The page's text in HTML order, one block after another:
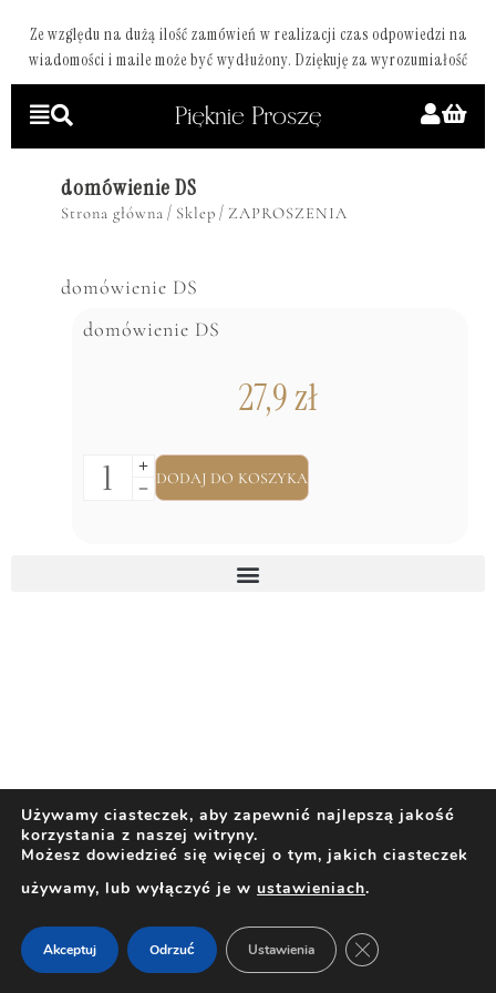
Ze względu na dużą ilość zamówień w realizacji czas odpowiedzi na
wiadomości i maile może być wydłużony. Dziękuję za wyrozumiałość
domówienie DS
Strona główna / Sklep / ZAPROSZENIA
domówienie DS
domówienie DS
27,9zł
DODAJ DO KOSZYKA
Używamy ciasteczek, aby zapewnić najlepszą jakość
korzystania z naszej witryny.
Możesz dowiedzieć się więcej o tym, jakich ciasteczek
używamy, lub wyłączyć je w ustawieniach.
Akceptuj Odrzuć Ustawienia ZAMKNIJ PANEL